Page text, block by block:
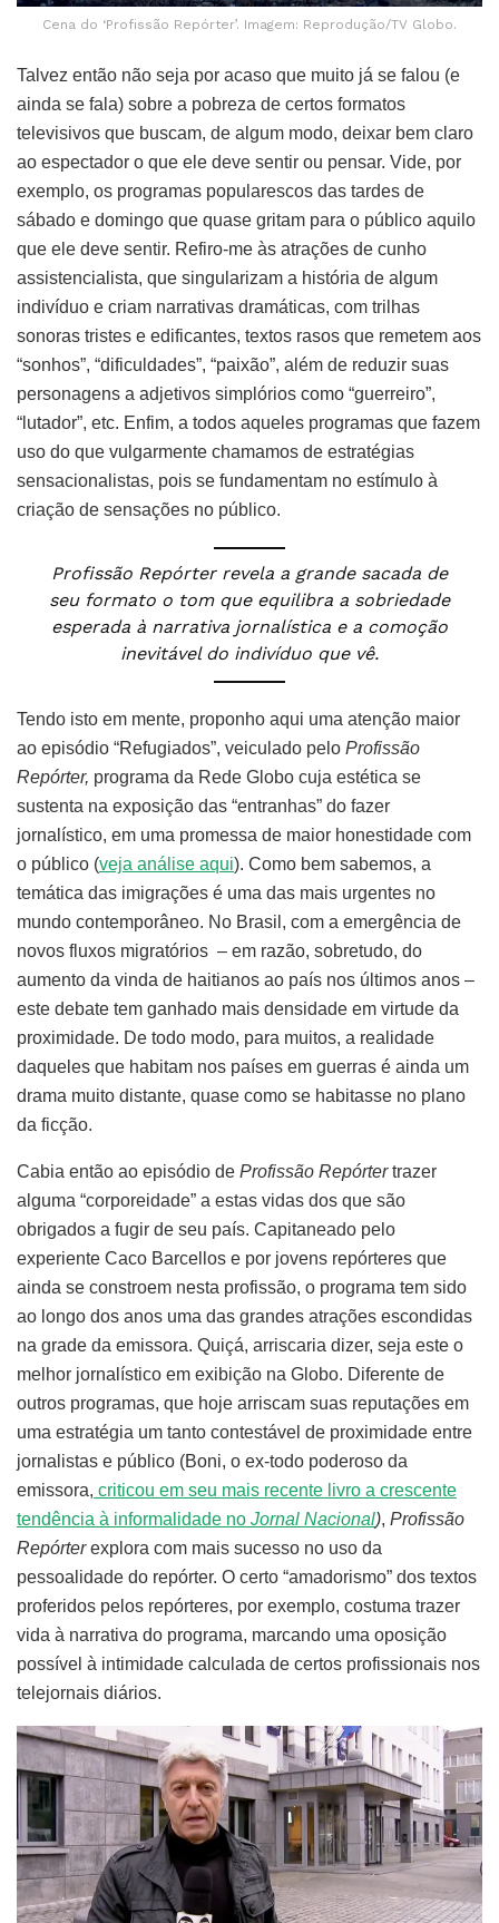
Cena do ‘Profissão Repórter’. Imagem: Reprodução/TV Globo.
Talvez então não seja por acaso que muito já se falou (e
ainda se fala) sobre a pobreza de certos formatos
televisivos que buscam, de algum modo, deixar bem claro
ao espectador o que ele deve sentir ou pensar. Vide, por
exemplo, os programas popularescos das tardes de
sábado e domingo que quase gritam para o público aquilo
que ele deve sentir. Refiro-me às atrações de cunho
assistencialista, que singularizam a história de algum
indivíduo e criam narrativas dramáticas, com trilhas
sonoras tristes e edificantes, textos rasos que remetem aos
“sonhos”, “dificuldades”, “paixão”, além de reduzir suas
personagens a adjetivos simplórios como “guerreiro”,
“lutador”, etc. Enfim, a todos aqueles programas que fazem
uso do que vulgarmente chamamos de estratégias
sensacionalistas, pois se fundamentam no estímulo à
criação de sensações no público.
Profissão Repórter revela a grande sacada de
seu formato o tom que equilibra a sobriedade
esperada à narrativa jornalística e a comoção
inevitável do indivíduo que vê.
Tendo isto em mente, proponho aqui uma atenção maior
ao episódio “Refugiados”, veiculado pelo Profissão
Repórter, programa da Rede Globo cuja estética se
sustenta na exposição das “entranhas” do fazer
jornalístico, em uma promessa de maior honestidade com
o público (veja análise aqui). Como bem sabemos, a
temática das imigrações é uma das mais urgentes no
mundo contemporâneo. No Brasil, com a emergência de
novos fluxos migratórios – em razão, sobretudo, do
aumento da vinda de haitianos ao país nos últimos anos –
este debate tem ganhado mais densidade em virtude da
proximidade. De todo modo, para muitos, a realidade
daqueles que habitam nos países em guerras é ainda um
drama muito distante, quase como se habitasse no plano
da ficção.
Cabia então ao episódio de Profissão Repórtertrazer
alguma “corporeidade” a estas vidas dos que são
obrigados a fugir de seu país. Capitaneado pelo
experiente Caco Barcellos e por jovens repórteres que
ainda se constroem nesta profissão, o programa tem sido
ao longo dos anos uma das grandes atrações escondidas
na grade da emissora. Quiçá, arriscaria dizer, seja este o
melhor jornalístico em exibição na Globo. Diferente de
outros programas, que hoje arriscam suas reputações em
uma estratégia um tanto contestável de proximidade entre
jornalistas e público (Boni, o ex-todo poderoso da
emissora, criticou em seu mais recente livro a crescente
tendência à informalidade no Jornal Nacional), Profissão
Repórterexplora com mais sucesso no uso da
pessoalidade do repórter. O certo “amadorismo” dos textos
proferidos pelos repórteres, por exemplo, costuma trazer
vida à narrativa do programa, marcando uma oposição
possível à intimidade calculada de certos profissionais nos
telejornais diários.